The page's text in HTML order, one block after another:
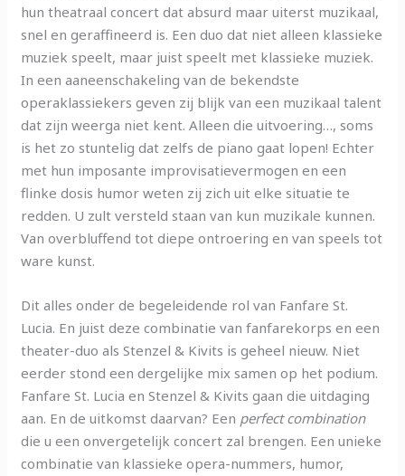
hun theatraal concert dat absurd maar uiterst muzikaal,
snel en geraffineerd is. Een duo dat niet alleen klassieke
muziek speelt, maar juist speelt met klassieke muziek.
In een aaneenschakeling van de bekendste
operaklassiekers geven zij blijk van een muzikaal talent
dat zijn weerga niet kent. Alleen die uitvoering…, soms
is het zo stuntelig dat zelfs de piano gaat lopen! Echter
met hun imposante improvisatievermogen en een
flinke dosis humor weten zij zich uit elke situatie te
redden. U zult versteld staan van kun muzikale kunnen.
Van overbluffend tot diepe ontroering en van speels tot
ware kunst.
Dit alles onder de begeleidende rol van Fanfare St.
Lucia. En juist deze combinatie van fanfarekorps en een
theater-duo als Stenzel & Kivits is geheel nieuw. Niet
eerder stond een dergelijke mix samen op het podium.
Fanfare St. Lucia en Stenzel & Kivits gaan die uitdaging
aan. En de uitkomst daarvan? Een perfect combination
die u een onvergetelijk concert zal brengen. Een unieke
combinatie van klassieke opera-nummers, humor,